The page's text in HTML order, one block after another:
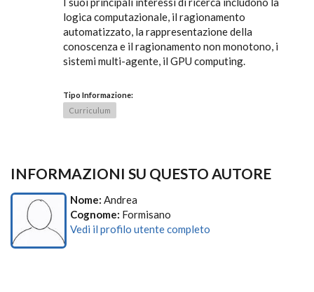
logica computazionale, il ragionamento
automatizzato, la rappresentazione della
conoscenza e il ragionamento non monotono, i
sistemi multi-agente, il GPU computing.
Tipo Informazione:
Curriculum
INFORMAZIONI SU QUESTO AUTORE
Nome: Andrea
Cognome: Formisano
Vedi il profilo utente completo